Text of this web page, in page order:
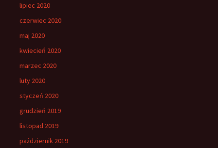
lipiec 2020
czerwiec 2020
maj 2020
kwiecień 2020
marzec 2020
luty 2020
styczeń 2020
grudzień 2019
listopad 2019
październik 2019